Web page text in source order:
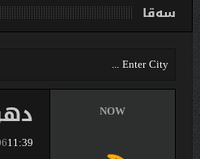
سەقا
11:39
NOW